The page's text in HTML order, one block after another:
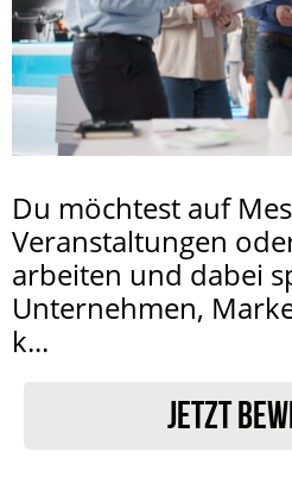
Du möchtest auf
Veranstaltungen
arbeiten und dabei
Unternehmen,
k...
JETZT